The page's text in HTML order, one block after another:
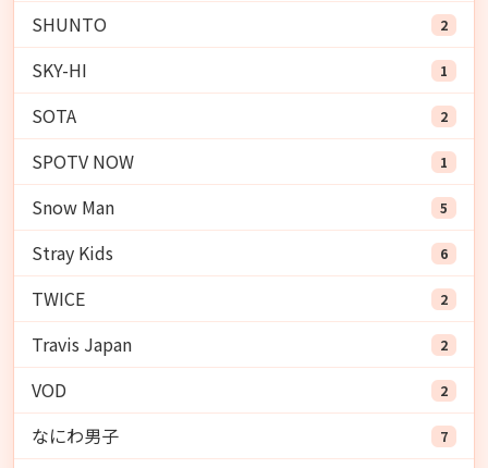
SHUNTO 2
SKY-HI 1
SOTA 2
SPOTV NOW 1
Snow Man 5
Stray Kids 6
TWICE 2
Travis Japan 2
VOD 2
なにわ男子 7